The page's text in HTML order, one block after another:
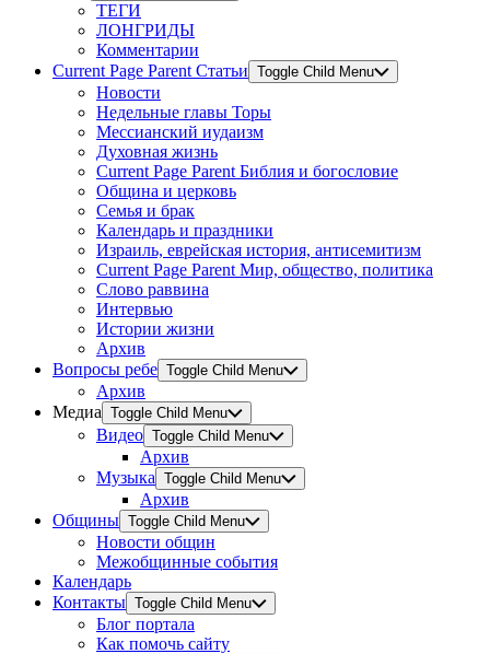
ТЕГИ
ЛОНГРИДЫ
Комментарии
Current Page Parent Статьи Toggle Child Menu
Новости
Недельные главы Торы
Мессианский иудаизм
Духовная жизнь
Current Page Parent Библия и богословие
Община и церковь
Семья и брак
Календарь и праздники
Израиль, еврейская история, антисемитизм
Current Page Parent Мир, общество, политика
Слово раввина
Интервью
Истории жизни
Архив
Вопросы ребе Toggle Child Menu
Архив
Медиа Toggle Child Menu
Видео Toggle Child Menu
Архив
Музыка Toggle Child Menu
Архив
Общины Toggle Child Menu
Новости общин
Межобщинные события
Календарь
Контакты Toggle Child Menu
Блог портала
Как помочь сайту